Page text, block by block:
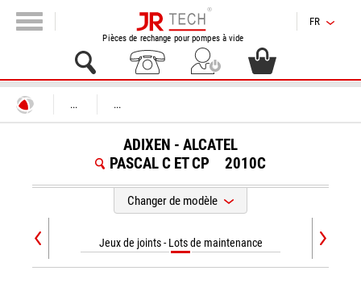
Pièces de rechange pour pompes à vide
FR
... ...
ADIXEN - ALCATEL
PASCAL C ET CP
2010C
Changer de modèle
Jeux de joints - Lots de maintenance